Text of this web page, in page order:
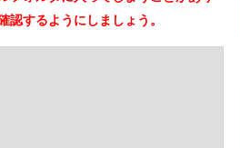
するようにしましょう。